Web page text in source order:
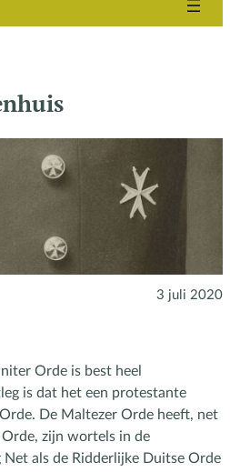
3 juli 2020
Orde is best heel
is dat het een protestante
De Maltezer Orde heeft, net
zijn wortels in de
als de Ridderlijke Duitse Orde